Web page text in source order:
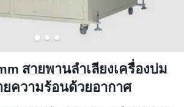
สายพานลำเลียงเครื่องบ่ม
ความร้อนด้วยอากาศ